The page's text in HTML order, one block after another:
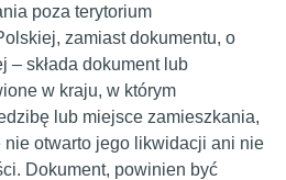
poza terytorium
zamiast dokumentu, o
– składa dokument lub
w kraju, w którym
lub miejsce zamieszkania,
nie otwarto jego likwidacji ani nie
Dokument, powinien być